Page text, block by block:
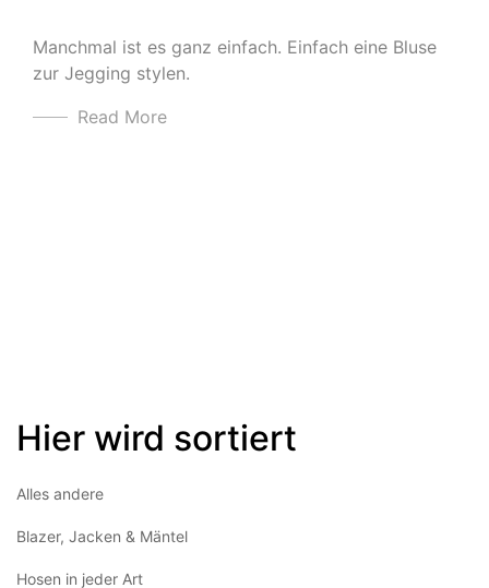
Manchmal ist es ganz einfach. Einfach eine Bluse
zur Jegging stylen.
Read More
Hier wird sortiert
Alles andere
Blazer, Jacken & Mäntel
Hosen in jeder Art